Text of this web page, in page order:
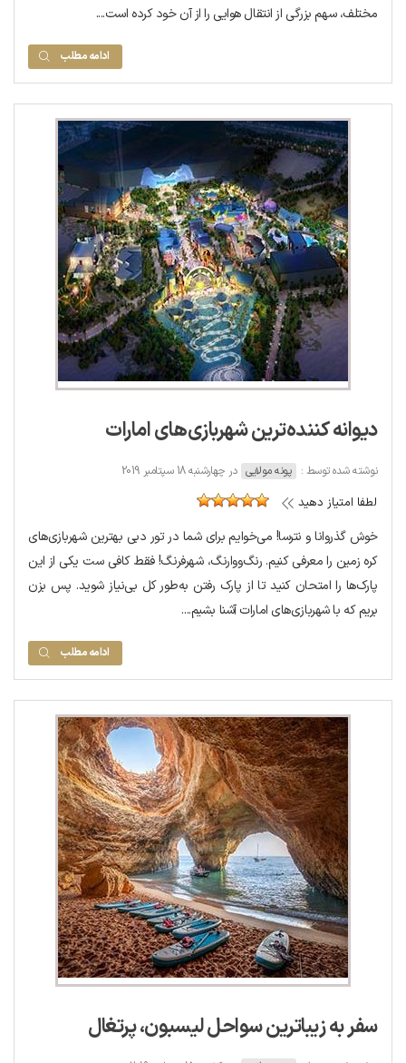
مختلف، سهم بزرگی از انتقال هوایی را از آن خود کرده است....
ادامه مطلب
دیوانه کننده‌ترین شهربازی‌های امارات
نوشته شده توسط : پونه مولایی در چهارشنبه 18 سپتامبر 2019
لطفا امتیاز دهید
خوش گذروانا و نترسا! می‌خوایم برای شما در تور دبی بهترین شهربازی‌های
کره زمین را معرفی کنیم. رنگ‌ووارنگ، شهرفرنگ! فقط کافی ست یکی از این
پارک‌ها را امتحان کنید تا از پارک رفتن به‌طور کل بی‌نیاز شوید. پس بزن
بریم که با شهربازی‌های امارات آشنا بشیم....
ادامه مطلب
سفر به زیباترین سواحل لیسبون، پرتغال